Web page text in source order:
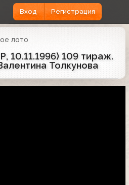
Вход Регистрация
лото
10.11.1996) 109 тираж.
Толкунова